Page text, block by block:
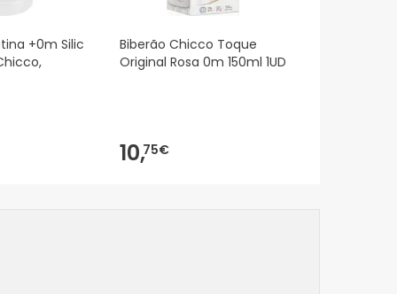
+0m Silic
Biberão Chicco Toque
Original Rosa 0m 150ml 1UD
10,75€